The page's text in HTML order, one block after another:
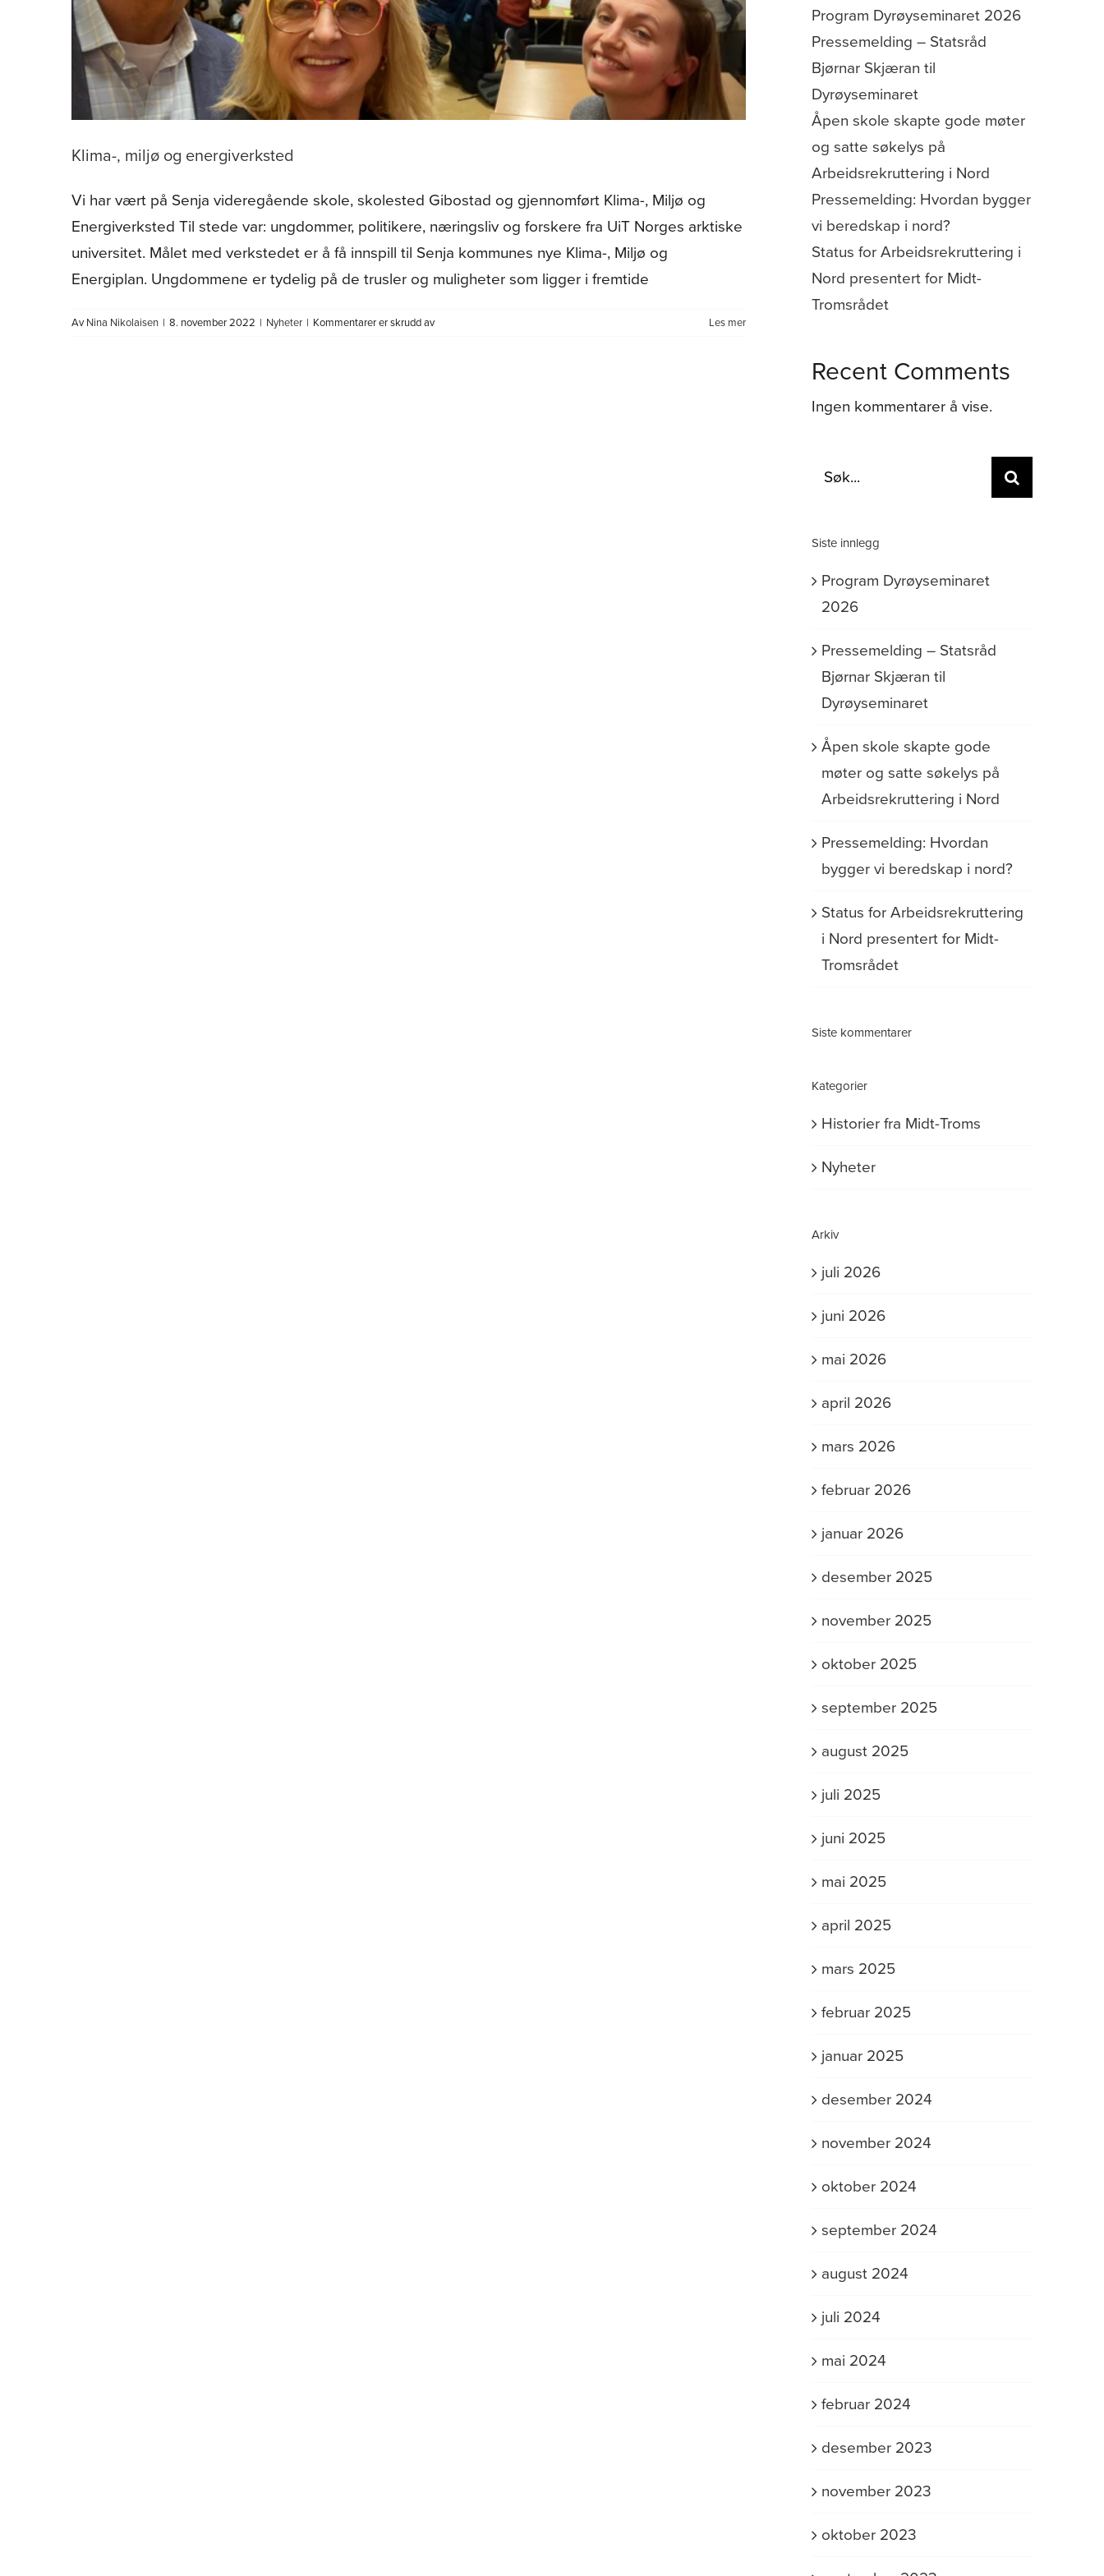
Klima-, miljø og energiverksted
Vi har vært på Senja videregående skole, skolested Gibostad og gjennomført Klima-, Miljø og
Energiverksted Til stede var: ungdommer, politikere, næringsliv og forskere fra UiT Norges arktiske
universitet. Målet med verkstedet er å få innspill til Senja kommunes nye Klima-, Miljø og
Energiplan. Ungdommene er tydelig på de trusler og muligheter som ligger i fremtide
AvNina Nikolaisen | 8. november 2022 | Nyheter | Kommentarer er skrudd avfor
Les mer
Program Dyrøyseminaret 2026
Pressemelding – Statsråd
Bjørnar Skjæran til
Dyrøyseminaret
Åpen skole skapte gode møter
og satte søkelys på
Arbeidsrekruttering i Nord
Pressemelding: Hvordan bygger
vi beredskap i nord?
Status for Arbeidsrekruttering i
Nord presentert for Midt-
Tromsrådet
Recent Comments
Ingen kommentarer å vise.
Søk
Siste innlegg
Program Dyrøyseminaret
2026
Pressemelding – Statsråd
Bjørnar Skjæran til
Dyrøyseminaret
Åpen skole skapte gode
møter og satte søkelys på
Arbeidsrekruttering i Nord
Pressemelding: Hvordan
bygger vi beredskap i nord?
Status for Arbeidsrekruttering
i Nord presentert for Midt-
Tromsrådet
Siste kommentarer
Kategorier
Historier fra Midt-Troms
Nyheter
Arkiv
juli 2026
juni 2026
mai 2026
april 2026
mars 2026
februar 2026
januar 2026
desember 2025
november 2025
oktober 2025
september 2025
august 2025
juli 2025
juni 2025
mai 2025
april 2025
mars 2025
februar 2025
januar 2025
desember 2024
november 2024
oktober 2024
september 2024
august 2024
juli 2024
mai 2024
februar 2024
desember 2023
november 2023
oktober 2023